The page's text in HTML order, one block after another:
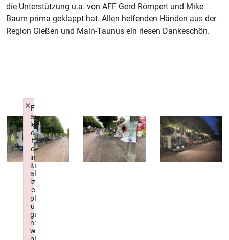
die Unterstützung u.a. von AFF Gerd Römpert und Mike
Baum prima geklappt hat. Allen helfenden Händen aus der
Region Gießen und Main-Taunus ein riesen Dankeschön.
F
ai
le
d
t
o
in
iti
al
iz
e
pl
u
gi
n:
w
×F
ai
le
d
t
o
in
iti
al
iz
e
pl
u
gi
n:
w
×